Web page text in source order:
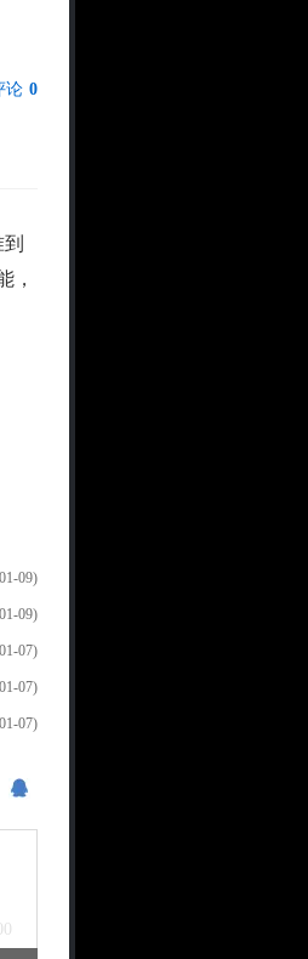
论 0
，
09)
09)
07)
07)
07)